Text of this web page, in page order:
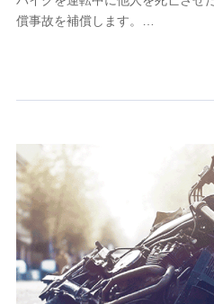
■少額短期保険
SBIリスタ少額短期保険会
(https://www.jishin.co.jp/)
スマートプラス少額短期
（https://www.smartplus-
チューリッヒ少額短期保
(https://
Tokio Marine X少額短期保
(https://www.tokiomarine-
償事故を補償します。…